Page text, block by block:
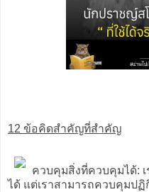
12 ข้อคิดสำคัญที่สำคัญ
ควบคุมสิ่งที่ควบคุมได้:
ได้ แต่เราสามารถควบคุมปฏิ